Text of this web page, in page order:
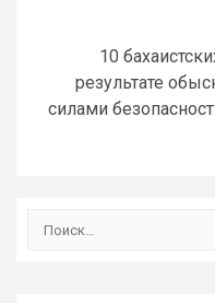
10
результате
силами